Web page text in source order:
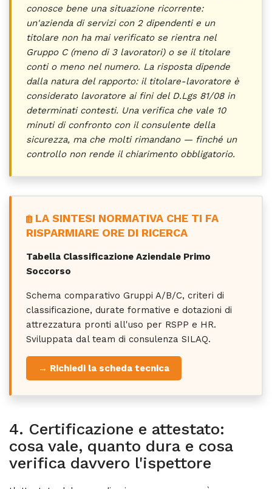
conosce bene una situazione ricorrente:
un'azienda di servizi con 2 dipendenti e un
titolare non ha mai verificato se rientra nel
Gruppo C (meno di 3 lavoratori) o se il titolare
conti o meno nel numero. La risposta dipende
dalla natura del rapporto: il titolare-lavoratore è
considerato lavoratore ai fini del D.Lgs 81/08 in
determinati contesti. Una verifica che vale 10
minuti di confronto con il consulente della
sicurezza, ma che molti rimandano — finché un
controllo non rende il chiarimento obbligatorio.
LA SINTESI NORMATIVA CHE TI FA
RISPARMIARE ORE DI RICERCA
Tabella Classificazione Aziendale Primo
Soccorso
Schema comparativo Gruppi A/B/C, criteri di
classificazione, durate formative e dotazioni di
attrezzatura pronti all'uso per RSPP e HR.
Sviluppata dal team di consulenza SILAQ.
→ Richiedi la scheda tecnica
4. Certificazione e attestato:
cosa vale, quanto dura e cosa
verifica davvero l'ispettore